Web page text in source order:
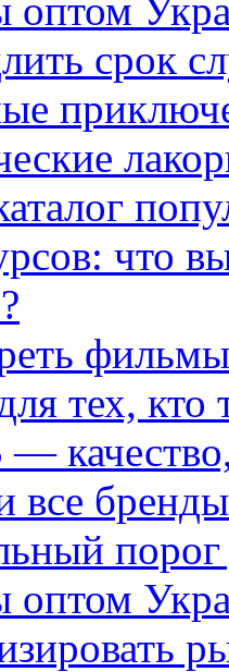
оптом
срок
что
тех, кто
—
все
порог
оптом